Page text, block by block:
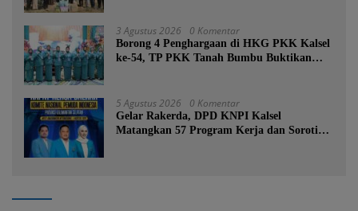
3 Agustus 2026 0 Komentar
Borong 4 Penghargaan di HKG PKK Kalsel
ke-54, TP PKK Tanah Bumbu Buktikan
5 Agustus 2026 0 Komentar
Gelar Rakerda, DPD KNPI Kalsel
Matangkan 57 Program Kerja dan Soroti